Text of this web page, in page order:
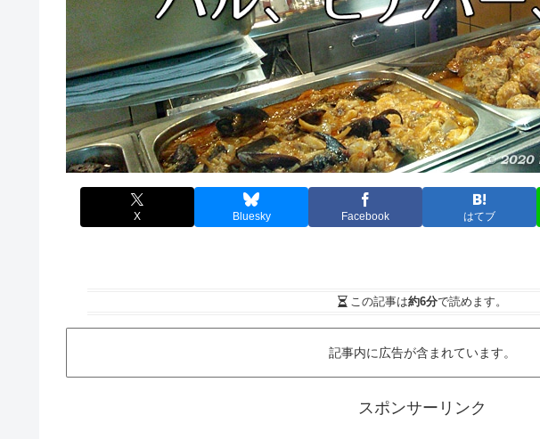
X Bluesky Facebook はてブ
この記事は約6分で読めます。
記事内に広告が含まれています。
スポンサーリンク